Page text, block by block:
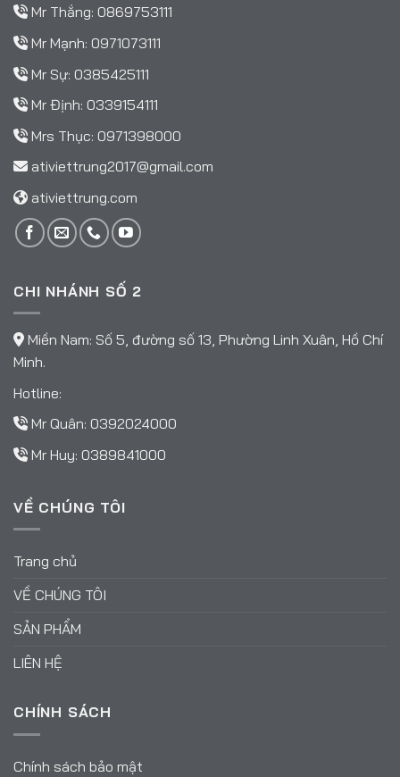
Mr Thắng: 0869753111
Mr Mạnh: 0971073111
Mr Sự: 0385425111
Mr Định: 0339154111
Mrs Thục: 0971398000
ativiettrung2017@gmail.com
ativiettrung.com
CHI NHÁNH SỐ 2
Miền Nam: Số 5, đường số 13, Phường Linh Xuân, Hồ Chí
Minh.
Hotline:
Mr Quân: 0392024000
Mr Huy: 0389841000
VỀ CHÚNG TÔI
Trang chủ
VỀ CHÚNG TÔI
SẢN PHẨM
LIÊN HỆ
CHÍNH SÁCH
Chính sách bảo mật